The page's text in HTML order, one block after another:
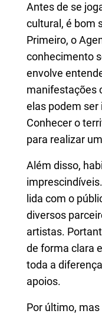
Antes de se
cultural, é bom
Primeiro, o
conhecimento
envolve
manifestações
elas podem ser
Conhecer o
para realizar
Além disso,
lida com o
diversos
artistas.
de forma clara
toda a
apoios.
Por último,